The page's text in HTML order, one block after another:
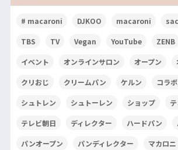
# macaroni DJKOO macaroni
TBS TV Vegan YouTube ZENB
イベント オンラインサロン オープン
クリおじ クリームパン ケルン コラ
シュトレン シュトーレン ショップ
テレビ朝日 ディレクター ハードパン
パンオープン パンディレクター マカロニ